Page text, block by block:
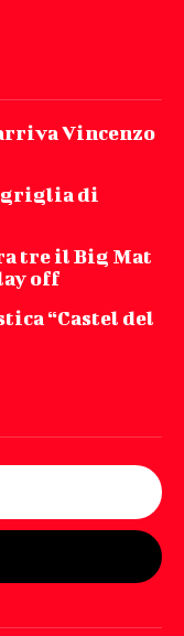
Vincenzo
griglia di
tre il Big Mat
off
“Castel del